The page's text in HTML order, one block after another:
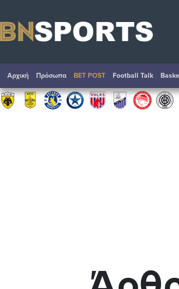
Αρχική Πρόσωπα BET POST Football Talk